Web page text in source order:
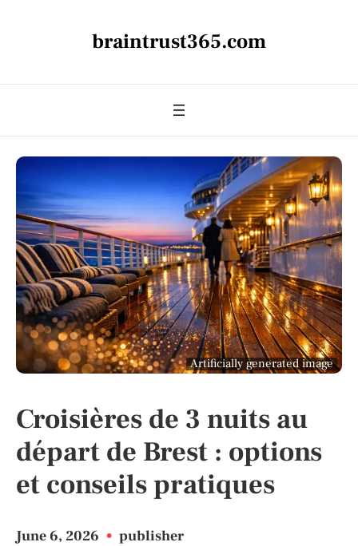
braintrust365.com
Artificially generated image
Croisières de 3 nuits au
départ de Brest : options
et conseils pratiques
June 6, 2026 • publisher